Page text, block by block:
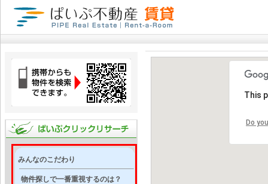
みんなのこだわり
物件探しで一番重視するのは？
This
Do